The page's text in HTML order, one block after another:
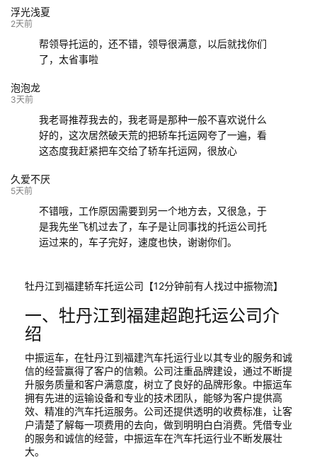
浮光浅夏
2天前
帮领导托运的，还不错，领导很满意，以后就找你们
了，太省事啦
泡泡龙
3天前
我老哥推荐我去的，我老哥是那种一般不喜欢说什么
好的，这次居然破天荒的把轿车托运网夸了一遍，看
这态度我赶紧把车交给了轿车托运网，很放心
久爱不厌
5天前
不错哦，工作原因需要到另一个地方去，又很急，于
是我先坐飞机过去了，车子是让同事找的托运公司托
运过来的，车子完好，速度也快，谢谢你们。
牡丹江到福建轿车托运公司【12分钟前有人找过中振物流】
一、牡丹江到福建超跑托运公司介
绍
中振运车，在牡丹江到福建汽车托运行业以其专业的服务和诚
信的经营赢得了客户的信赖。公司注重品牌建设，通过不断提
升服务质量和客户满意度，树立了良好的品牌形象。中振运车
拥有先进的运输设备和专业的技术团队，能够为客户提供高
效、精准的汽车托运服务。公司还提供透明的收费标准，让客
户清楚了解每一项费用的去向，做到明明白白消费。凭借专业
的服务和诚信的经营，中振运车在汽车托运行业不断发展壮
大。